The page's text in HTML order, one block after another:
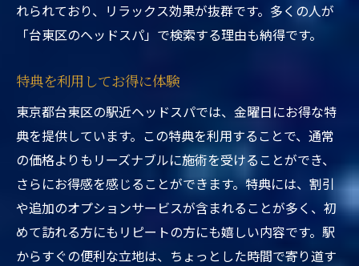
れられており、リラックス効果が抜群です。多くの人が
「台東区のヘッドスパ」で検索する理由も納得です。
特典を利用してお得に体験
東京都台東区の駅近ヘッドスパでは、金曜日にお得な特
典を提供しています。この特典を利用することで、通常
の価格よりもリーズナブルに施術を受けることができ、
さらにお得感を感じることができます。特典には、割引
や追加のオプションサービスが含まれることが多く、初
めて訪れる方にもリピートの方にも嬉しい内容です。駅
からすぐの便利な立地は、ちょっとした時間で寄り道す